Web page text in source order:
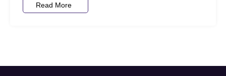
Read More